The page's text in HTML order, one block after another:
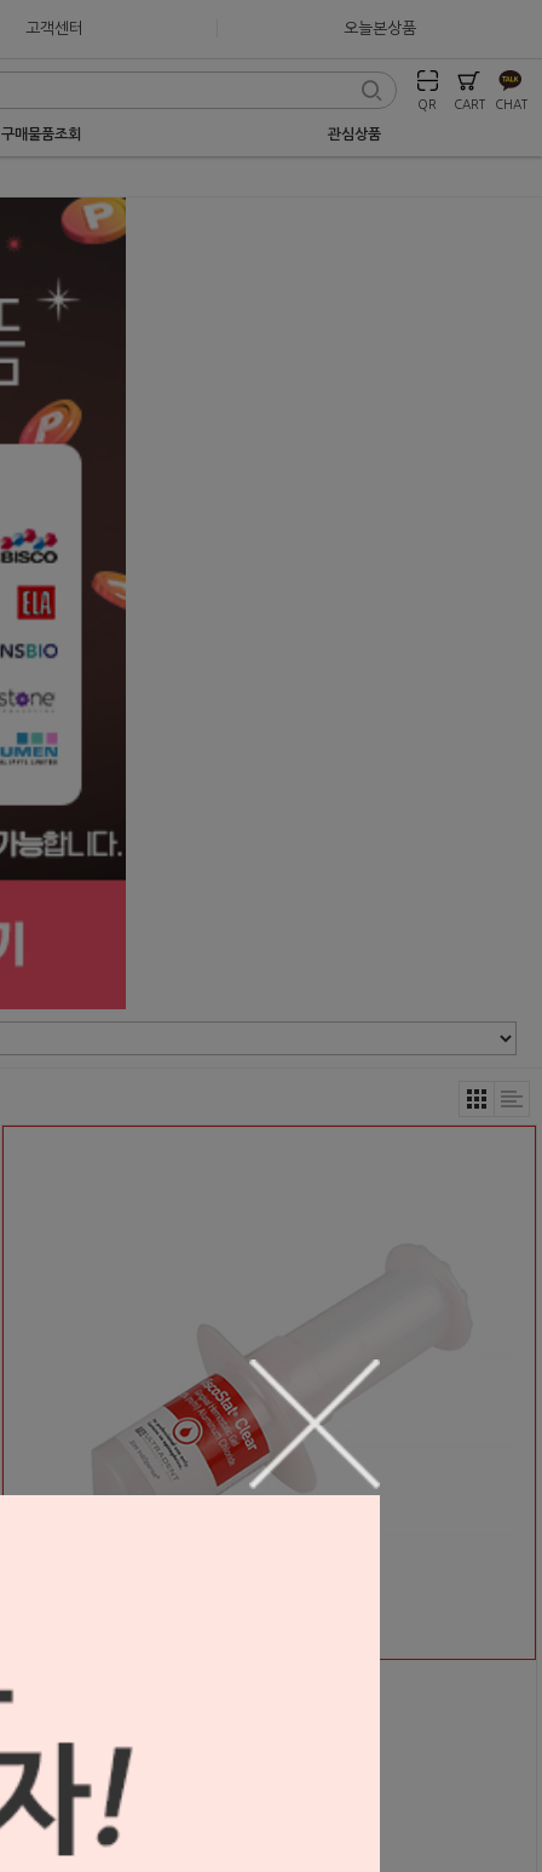
고객센터 오늘본상품
QR CART CHAT
구매물품조회 관심상품
Ultradent
S2312561
81,000원